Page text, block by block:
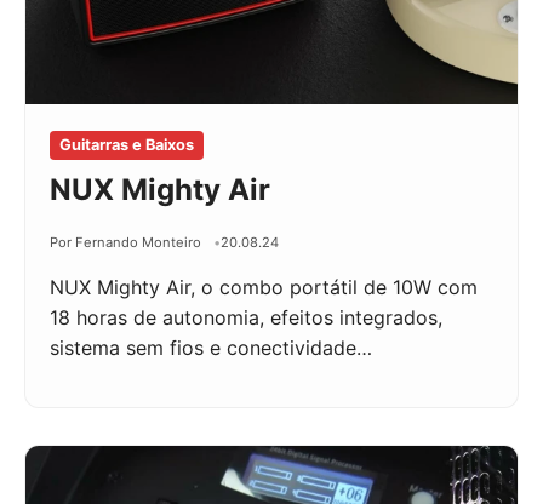
Guitarras e Baixos
NUX Mighty Air
Por Fernando Monteiro 20.08.24
NUX Mighty Air, o combo portátil de 10W com
18 horas de autonomia, efeitos integrados,
sistema sem fios e conectividade…